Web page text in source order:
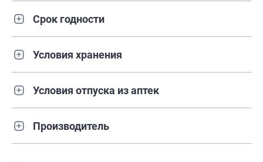
Срок годности
Условия хранения
Условия отпуска из аптек
Производитель